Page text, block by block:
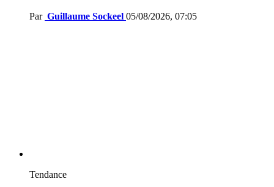
Par Guillaume Sockeel 05/08/2026, 07:05
Tendance